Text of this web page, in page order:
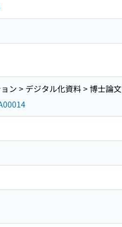
ン > デジタル化資料 > 博士論文